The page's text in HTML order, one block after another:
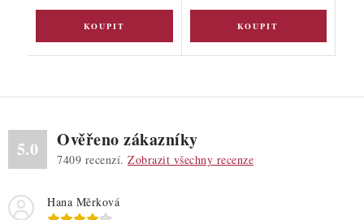
5.0 Ověřeno zákazníky
7409 recenzí. Zobrazit všechny recenze
Hana Měrková